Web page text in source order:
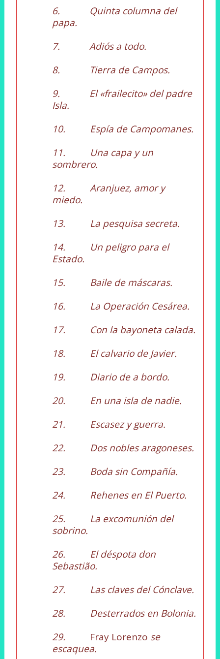
6. Quinta columna del
papa.
7. Adiós a todo.
8. Tierra de Campos.
9. El «frailecito» del padre
Isla.
10. Espía de Campomanes.
11. Una capa y un
sombrero.
12. Aranjuez, amor y
miedo.
13. La pesquisa secreta.
14. Un peligro para el
Estado.
15. Baile de máscaras.
16. La Operación Cesárea.
17. Con la bayoneta calada.
18. El calvario de Javier.
19. Diario de a bordo.
20. En una isla de nadie.
21. Escasez y guerra.
22. Dos nobles aragoneses.
23. Boda sin Compañía.
24. Rehenes en El Puerto.
25. La excomunión del
sobrino.
26. El déspota don
Sebastião.
27. Las claves del Cónclave.
28. Desterrados en Bolonia.
29. Fray Lorenzo se
escaquea.